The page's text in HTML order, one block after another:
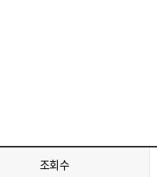
조회수